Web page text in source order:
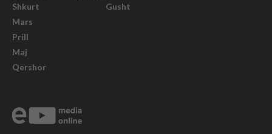
Shkurt
Mars
Prill
Maj
Qershor
Gusht